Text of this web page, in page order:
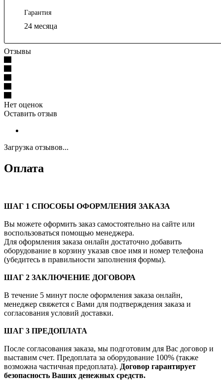
Гарантия
24 месяца
Отзывы
Нет оценок
Оставить отзыв
Загрузка отзывов...
Оплата
ШАГ 1 СПОСОБЫ ОФОРМЛЕНИЯ ЗАКАЗА
Вы можете оформить заказ самостоятельно на сайте или
воспользоваться помощью менеджера.
Для оформления заказа онлайн достаточно добавить
оборудование в корзину указав свое имя и номер телефона
(убедитесь в правильности заполнения формы).
ШАГ 2 ЗАКЛЮЧЕНИЕ ДОГОВОРА
В течение 5 минут после оформления заказа онлайн,
менеджер свяжется с Вами для подтверждения заказа и
согласования условий доставки.
ШАГ 3 ПРЕДОПЛАТА
После согласования заказа, мы подготовим для Вас договор и
выставим счет. Предоплата за оборудование 100% (также
возможна частичная предоплата). Договор гарантирует
безопасность Ваших денежных средств.